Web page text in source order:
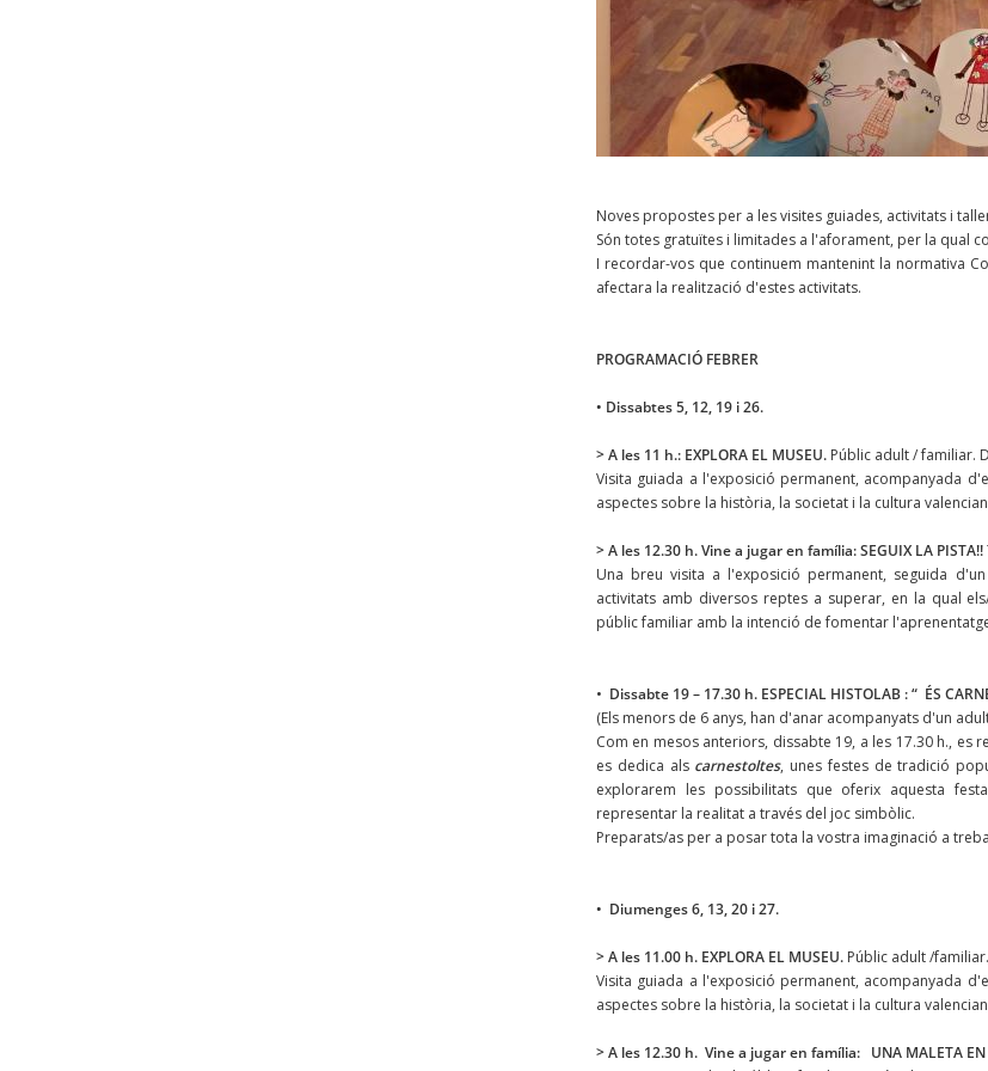
Noves propostes per a les visites guiades, activitats i
Són totes gratuïtes i limitades a l'aforament, per la qual
I recordar-vos que continuem mantenint la normativa
afectara la realització d'estes activitats.
PROGRAMACIÓ FEBRER
• Dissabtes 5, 12, 19 i 26.
> A les 11 h.: EXPLORA EL MUSEU. Públic adult / familiar.
Visita guiada a l'exposició permanent, acompanyada
aspectes sobre la història, la societat i la cultura
> A les 12.30 h. Vine a jugar en família: SEGUIX LA PISTA!!
Una breu visita a l'exposició permanent, seguida
activitats amb diversos reptes a superar, en la qual
públic familiar amb la intenció de fomentar
• Dissabte 19 – 17.30 h. ESPECIAL HISTOLAB : “ ÉS
(Els menors de 6 anys, han d'anar acompanyats d'un
Com en mesos anteriors, dissabte 19, a les 17.30 h.,
es dedica als carnestoltes, unes festes de tradició
explorarem les possibilitats que oferix aquesta
representar la realitat a través del joc simbòlic.
Preparats/as per a posar tota la vostra imaginació a
• Diumenges 6, 13, 20 i 27.
> A les 11.00 h. EXPLORA EL MUSEU. Públic adult /
Visita guiada a l'exposició permanent, acompanyada
aspectes sobre la història, la societat i la cultura
> A les 12.30 h. Vine a jugar en família: UNA MALETA EN